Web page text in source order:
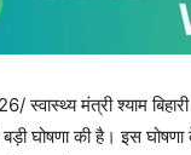
स्वास्थ्य मंत्री श्याम
बड़ी घोषणा की है। इस